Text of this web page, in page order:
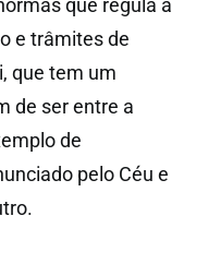
que regula a
e trâmites de
que tem um
de ser entre a
de
pelo Céu e